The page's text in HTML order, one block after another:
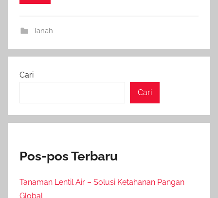
Tanah
Cari
Cari
Pos-pos Terbaru
Tanaman Lentil Air – Solusi Ketahanan Pangan
Global